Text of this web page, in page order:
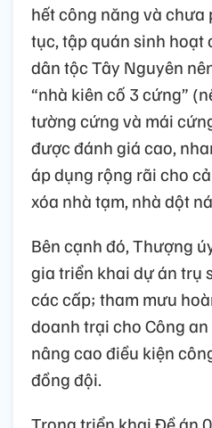
hết công năng và chưa
tục, tập quán sinh hoạt
dân tộc Tây Nguyên
“nhà kiên cố 3 cứng”
tường cứng và mái
được đánh giá cao,
áp dụng rộng rãi cho
xóa nhà tạm, nhà dột
Bên cạnh đó, Thượng
gia triển khai dự án trụ
các cấp; tham mưu
doanh trại cho Công
nâng cao điều kiện
đồng đội.